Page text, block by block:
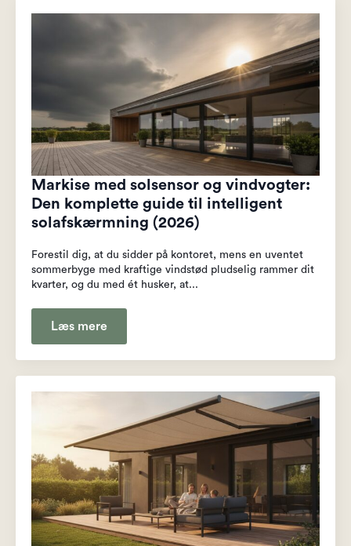
Markise med solsensor og vindvogter:
Den komplette guide til intelligent
solafskærmning (2026)
Forestil dig, at du sidder på kontoret, mens en uventet
sommerbyge med kraftige vindstød pludselig rammer dit
kvarter, og du med ét husker, at...
Læs mere